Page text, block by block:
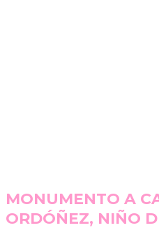
MONUMENTO A
ORDÓÑEZ, NIÑO